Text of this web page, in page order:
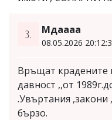
3. Мдаааа
08.05.2026
Връщат крадените
давност ,,от
.Увъртания ,закони
бързо.